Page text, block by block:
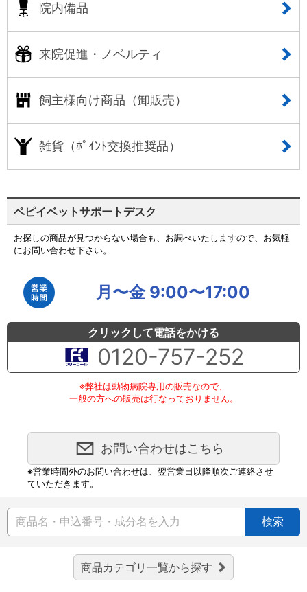
院内備品
来院促進・ノベルティ
飼主様向け商品（卸販売）
雑貨（ﾎﾟｲﾝﾄ交換推奨品）
ペピイベットサポートデスク
お探しの商品が見つからない場合も、お調べいたしますので、お気軽
にお問い合わせ下さい。
月〜金 9:00〜17:00
クリックして電話をかける
0120-757-252
※弊社は動物病院専用の販売なので、
一般の方への販売は行なっておりません。
お問い合わせはこちら
※営業時間外のお問い合わせは、翌営業日以降順次ご連絡させ
ていただきます。
検索
商品カテゴリ一覧から探す